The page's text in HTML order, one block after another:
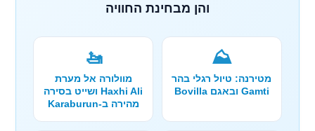
והן מבחינת החוויה
⛰️
מטירנה: טיול רגלי בהר
Gamti ובאגם Bovilla
🚤
מוולורה אל מערת
Haxhi Ali ושייט בסירה
מהירה ב-Karaburun